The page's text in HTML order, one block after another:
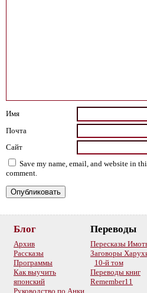
Имя
Почта
Сайт
Save my name, email, and website in
comment.
Блог
Архив
Рассказы
Программы
Как выучить
японский
Руководство по Анки
Переводы
Пересказы
Заговоры
10-й том
Переводы книг
Remember11